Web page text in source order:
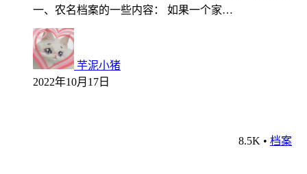
一、农名档案的一些内容： 如果一个家…
芋泥小猪
2022年10月17日
8.5K • 档案